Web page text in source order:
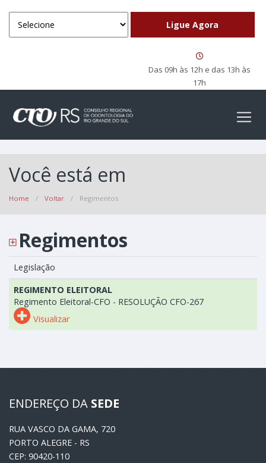
Das 09h às 12h e das 13h às
17h
Você está em
Home / Voltar / Regimentos
Regimentos
Legislação
REGIMENTO ELEITORAL
Regimento Eleitoral-CFO - RESOLUÇÃO CFO-267
Visualizar
ENDEREÇO DA SEDE
RUA VASCO DA GAMA, 720
PORTO ALEGRE - RS
CEP: 90420-110